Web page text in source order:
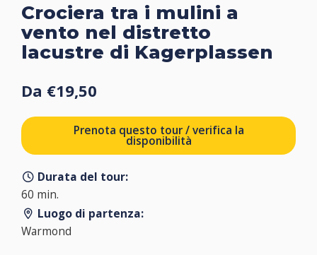
Crociera tra i mulini a
vento nel distretto
lacustre di Kagerplassen
Da €19,50
Prenota questo tour / verifica la
disponibilità
Durata del tour:
60 min.
Luogo di partenza:
Warmond